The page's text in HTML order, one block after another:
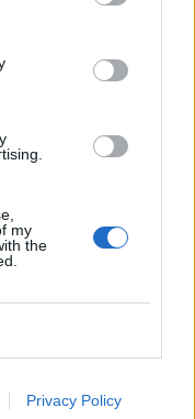
my
the
Privacy Policy
Válasz erre